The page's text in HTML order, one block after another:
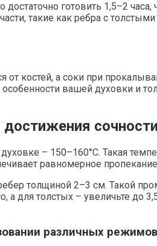
готовить 1,5–2
такие как ребра с
от костей, а соки при
вашей духовки и
– 150–160°C. Такая
равномерное
толщиной 2–3 см. Такой
для толстых – увеличьте до
различных режимов